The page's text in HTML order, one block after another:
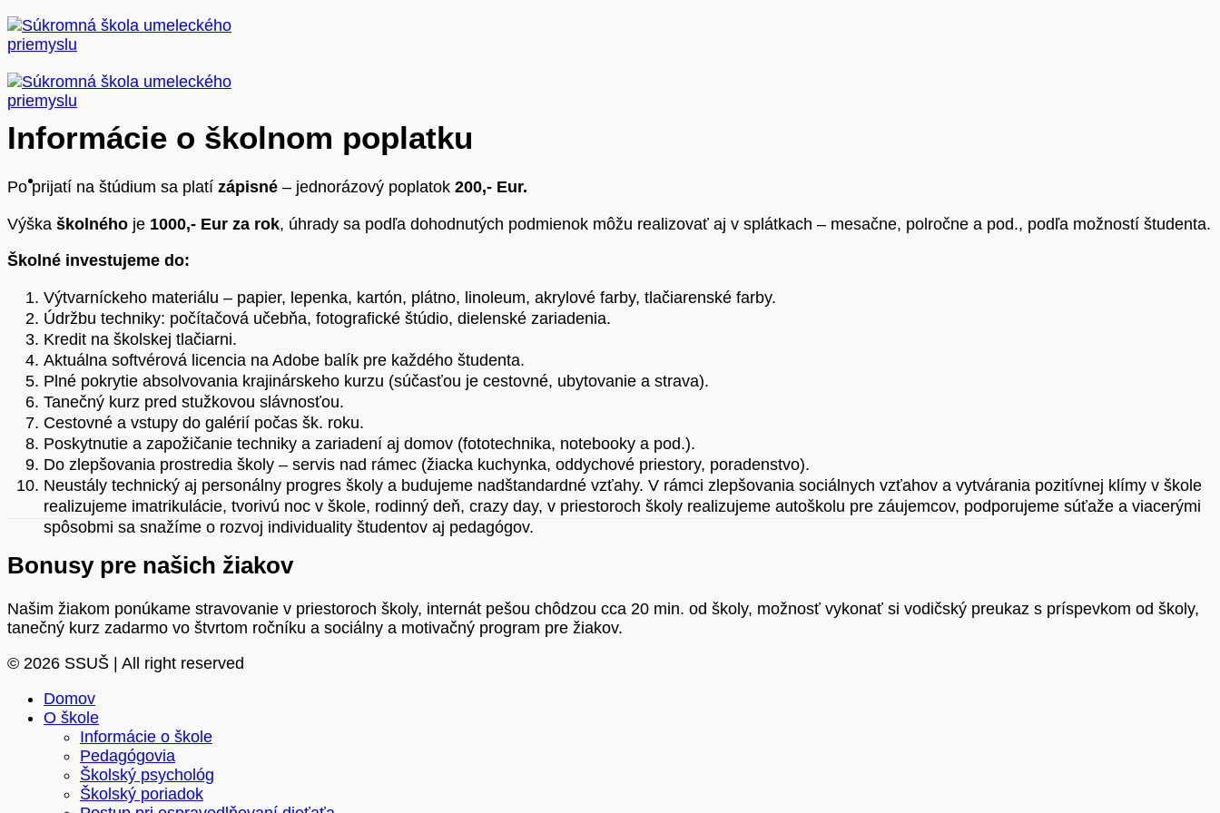
Skip
to
content
Informácie o školnom poplatku
Po prijatí na štúdium sa platí zápisné – jednorázový poplatok 200,- Eur.
Výška školného je 1000,- Eur za rok, úhrady sa podľa dohodnutých podmienok môžu realizovať aj v splátkach – mesačne, polročne a pod., podľa možností študenta.
Školné investujeme do:
Výtvarníckeho materiálu – papier, lepenka, kartón, plátno, linoleum, akrylové farby, tlačiarenské farby.
Údržbu techniky: počítačová učebňa, fotografické štúdio, dielenské zariadenia.
Kredit na školskej tlačiarni.
Aktuálna softvérová licencia na Adobe balík pre každého študenta.
Plné pokrytie absolvovania krajinárskeho kurzu (súčasťou je cestovné, ubytovanie a strava).
Tanečný kurz pred stužkovou slávnosťou.
Cestovné a vstupy do galérií počas šk. roku.
Poskytnutie a zapožičanie techniky a zariadení aj domov (fototechnika, notebooky a pod.).
Do zlepšovania prostredia školy – servis nad rámec (žiacka kuchynka, oddychové priestory, poradenstvo).
Neustály technický aj personálny progres školy a budujeme nadštandardné vzťahy. V rámci zlepšovania sociálnych vzťahov a vytvárania pozitívnej klímy v škole
realizujeme imatrikulácie, tvorivú noc v škole, rodinný deň, crazy day, v priestoroch školy realizujeme autoškolu pre záujemcov, podporujeme súťaže a viacerými
spôsobmi sa snažíme o rozvoj individuality študentov aj pedagógov.
Bonusy pre našich žiakov
Našim žiakom ponúkame stravovanie v priestoroch školy, internát pešou chôdzou cca 20 min. od školy, možnosť vykonať si vodičský preukaz s príspevkom od školy,
tanečný kurz zadarmo vo štvrtom ročníku a sociálny a motivačný program pre žiakov.
© 2026 SSUŠ | All right reserved
Domov
O škole
Informácie o škole
Pedagógovia
Školský psychológ
Školský poriadok